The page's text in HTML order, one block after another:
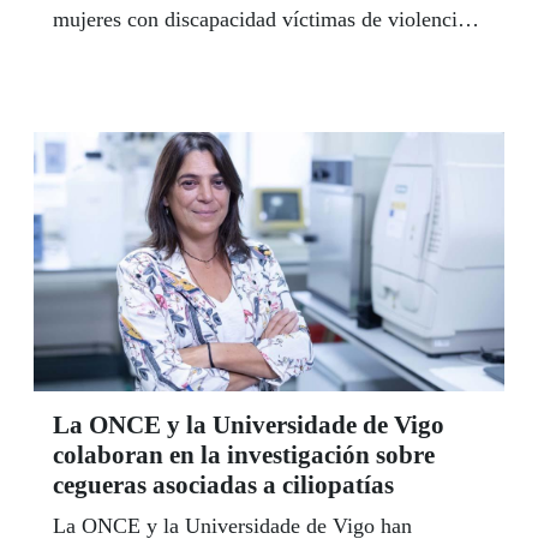
mujeres con discapacidad víctimas de violencia
La ONCE y la Universidade de Vigo
colaboran en la investigación sobre
cegueras asociadas a ciliopatías
La ONCE y la Universidade de Vigo han